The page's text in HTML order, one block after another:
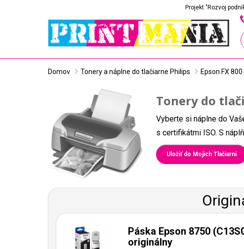
Projekt "Rozvoj
Domov Tonery a náplne do tlačiarne Philips Epson FX 800
Tonery do
Vyberte si náplne do
s certifikátmi ISO. S
Uložiť do Mojich Tlačiarní
Páska Epson 8750
originálny